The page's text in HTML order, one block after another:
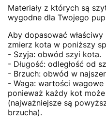
Materiały z których są
wygodne dla Twojego
Aby dopasować
zmierz kota w poniższy
- Szyja: obwód szyi kota.
- Długość: odległość od
- Brzuch: obwód w
- Waga: wartości
ponieważ każdy kot
(najważniejsze są
brzucha).